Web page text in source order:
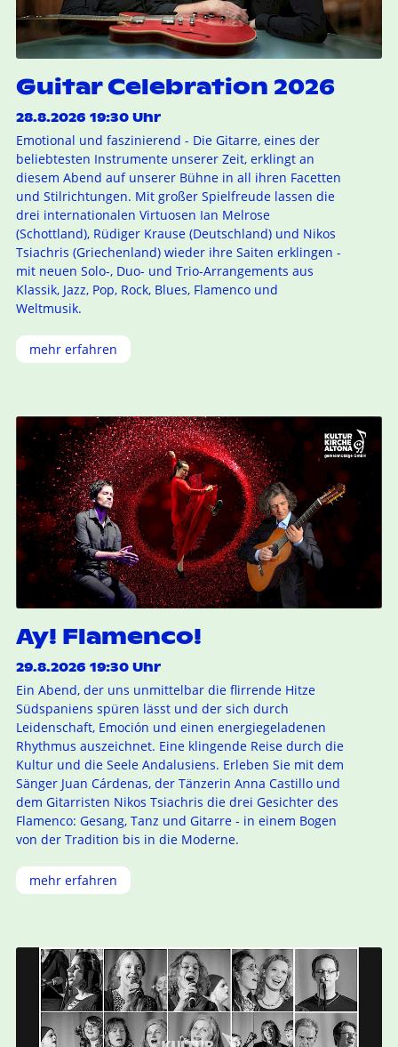
Guitar Celebration 2026
28.8.2026 19:30 Uhr
Emotional und faszinierend - Die Gitarre, eines der
beliebtesten Instrumente unserer Zeit, erklingt an
diesem Abend auf unserer Bühne in all ihren Facetten
und Stilrichtungen. Mit großer Spielfreude lassen die
drei internationalen Virtuosen Ian Melrose
(Schottland), Rüdiger Krause (Deutschland) und Nikos
Tsiachris (Griechenland) wieder ihre Saiten erklingen -
mit neuen Solo-, Duo- und Trio-Arrangements aus
Klassik, Jazz, Pop, Rock, Blues, Flamenco und
Weltmusik.
mehr erfahren
Ay! Flamenco!
29.8.2026 19:30 Uhr
Ein Abend, der uns unmittelbar die flirrende Hitze
Südspaniens spüren lässt und der sich durch
Leidenschaft, Emoción und einen energiegeladenen
Rhythmus auszeichnet. Eine klingende Reise durch die
Kultur und die Seele Andalusiens. Erleben Sie mit dem
Sänger Juan Cárdenas, der Tänzerin Anna Castillo und
dem Gitarristen Nikos Tsiachris die drei Gesichter des
Flamenco: Gesang, Tanz und Gitarre - in einem Bogen
von der Tradition bis in die Moderne.
mehr erfahren